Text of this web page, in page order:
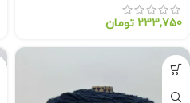
233,750 تومان